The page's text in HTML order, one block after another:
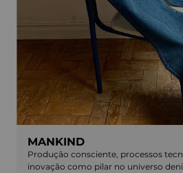
MANKIND
Produção consciente, processos
inovação como pilar no universo